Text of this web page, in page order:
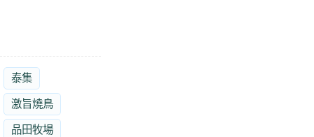
泰集
激旨燒鳥
品田牧場